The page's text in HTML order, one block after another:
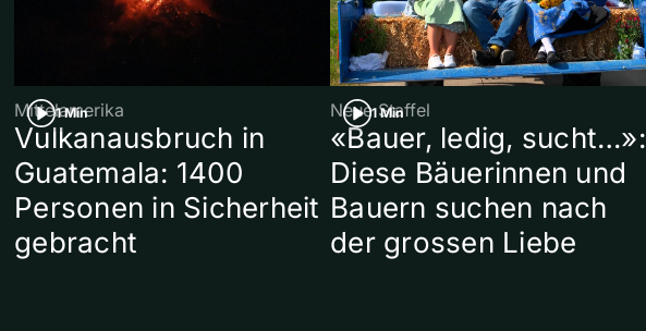
1 Min
Mittelamerika
Vulkanausbruch in
Guatemala: 1400
Personen in Sicherheit
gebracht
1 Min
Neue Staffel
«Bauer, ledig, sucht…»:
Diese Bäuerinnen und
Bauern suchen nach
der grossen Liebe